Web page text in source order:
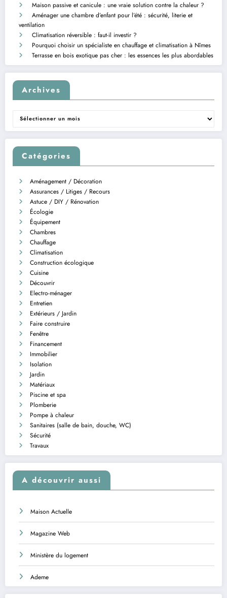
Maison passive et canicule : une vraie solution contre la chaleur ?
Aménager une chambre d’enfant pour l’été : sécurité, literie et
ventilation
Climatisation réversible : faut-il investir ?
Pourquoi choisir un spécialiste en chauffage et climatisation à Nîmes
Terrasse en bois exotique pas cher : les essences les plus abordables
Archives
Archives
Catégories
Aménagement / Décoration
Assurances / Litiges / Recours
Astuce / DIY / Rénovation
Écologie
Équipement
Chambres
Chauffage
Climatisation
Construction écologique
Cuisine
Découvrir
Electro-ménager
Entretien
Extérieurs / Jardin
Faire construire
Fenêtre
Financement
Immobilier
Isolation
Jardin
Matériaux
Piscine et spa
Plomberie
Pompe à chaleur
Sanitaires (salle de bain, douche, WC)
Sécurité
Travaux
A découvrir aussi
Maison Actuelle
Magazine Web
Ministère du logement
Ademe